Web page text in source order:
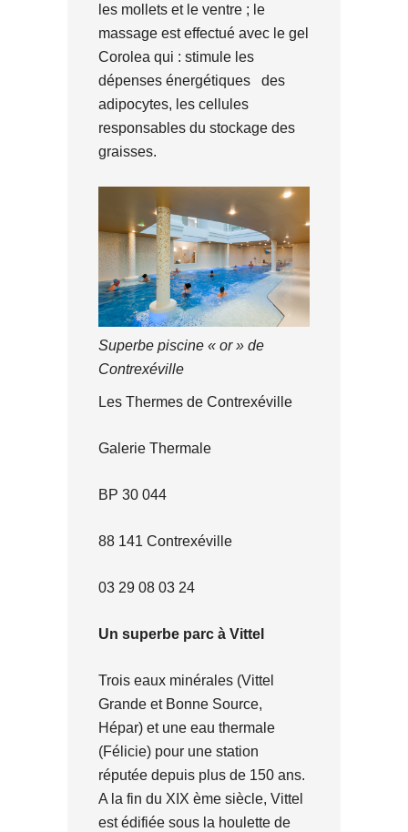
les mollets et le ventre ; le
massage est effectué avec le gel
Corolea qui : stimule les
dépenses énergétiques des
adipocytes, les cellules
responsables du stockage des
graisses.
Superbe piscine « or » de
Contrexéville
Les Thermes de Contrexéville
Galerie Thermale
BP 30 044
88 141 Contrexéville
03 29 08 03 24
Un superbe parc à Vittel
Trois eaux minérales (Vittel
Grande et Bonne Source,
Hépar) et une eau thermale
(Félicie) pour une station
réputée depuis plus de 150 ans.
A la fin du XIX ème siècle, Vittel
est édifiée sous la houlette de